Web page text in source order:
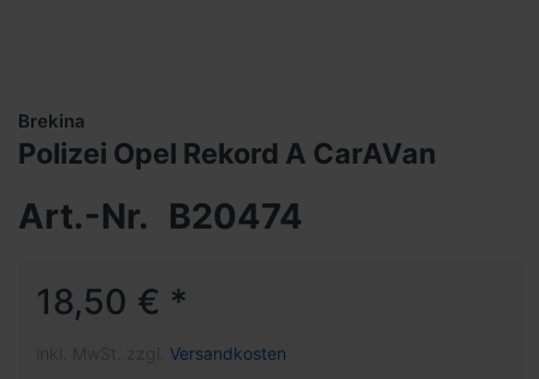
Brekina
Polizei Opel Rekord A CarAVan
Art.-Nr. B20474
18,50 € *
Versandkosten